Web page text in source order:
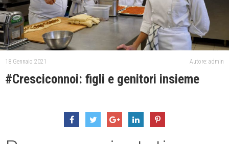
18 Gennaio 2021 Autore: admin
#Cresciconnoi: figli e genitori insieme